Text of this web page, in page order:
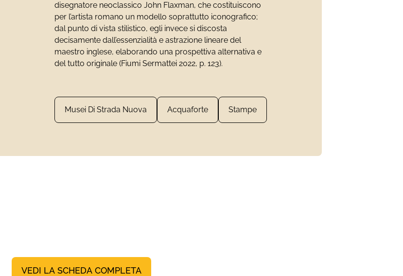
disegnatore neoclassico John Flaxman, che costituiscono
per l’artista romano un modello soprattutto iconografico;
dal punto di vista stilistico, egli invece si discosta
decisamente dall’essenzialità e astrazione lineare del
maestro inglese, elaborando una prospettiva alternativa e
del tutto originale (Fiumi Sermattei 2022, p. 123).
Musei Di Strada Nuova Acquaforte Stampe
VEDI LA SCHEDA COMPLETA